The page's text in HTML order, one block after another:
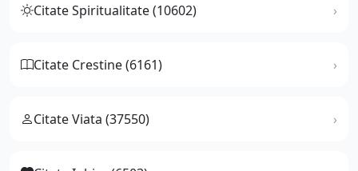
Citate Spiritualitate (10602)
Citate Crestine (6161)
Citate Viata (37550)